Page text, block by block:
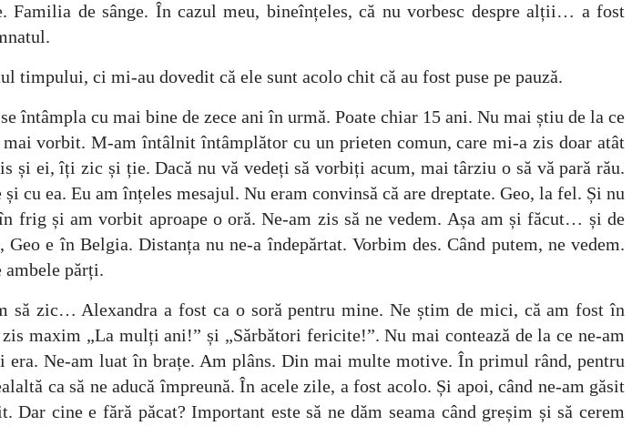
de sânge. În cazul meu, bineînțeles, că nu vorbesc despre alții… a fost
timpului, ci mi-au dovedit că ele sunt acolo chit că au fost puse pe pauză.
întâmpla cu mai bine de zece ani în urmă. Poate chiar 15 ani. Nu mai știu de la ce
vorbit. M-am întâlnit întâmplător cu un prieten comun, care mi-a zis doar atât
și ei, îți zic și ție. Dacă nu vă vedeți să vorbiți acum, mai târziu o să vă pară rău.
cu ea. Eu am înțeles mesajul. Nu eram convinsă că are dreptate. Geo, la fel. Și nu
și am vorbit aproape o oră. Ne-am zis să ne vedem. Așa am și făcut… și de
e în Belgia. Distanța nu ne-a îndepărtat. Vorbim des. Când putem, ne vedem.
părți.
să zic… Alexandra a fost ca o soră pentru mine. Ne știm de mici, că am fost în
maxim „La mulți ani!” și „Sărbători fericite!”. Nu mai contează de la ce ne-am
Ne-am luat în brațe. Am plâns. Din mai multe motive. În primul rând, pentru
ca să ne aducă împreună. În acele zile, a fost acolo. Și apoi, când ne-am găsit
cine e fără păcat? Important este să ne dăm seama când greșim și să cerem